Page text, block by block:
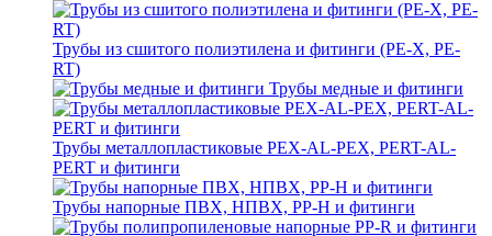
Трубы из сшитого полиэтилена и фитинги (PE-X, PE-
RT)
Трубы медные и фитинги
Трубы металлопластиковые PEX-AL-PEX, PERT-AL-
PERT и фитинги
Трубы напорные ПВХ, НПВХ, PP-H и фитинги